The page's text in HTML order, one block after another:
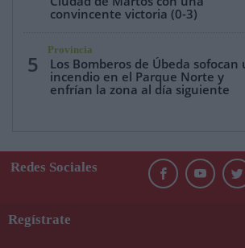
convincente victoria (0-3)
5
Provincia
Los Bomberos de Úbeda sofocan
incendio en el Parque Norte y
enfrían la zona al día siguiente
Redes Sociales
Regístrate